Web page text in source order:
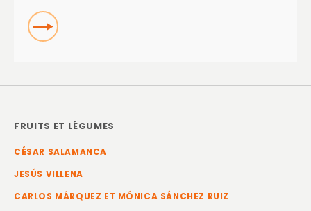
READ
FRUITS ET LÉGUMES
CÉSAR SALAMANCA
JESÚS VILLENA
CARLOS MÁRQUEZ ET MÓNICA SÁNCHEZ RUIZ